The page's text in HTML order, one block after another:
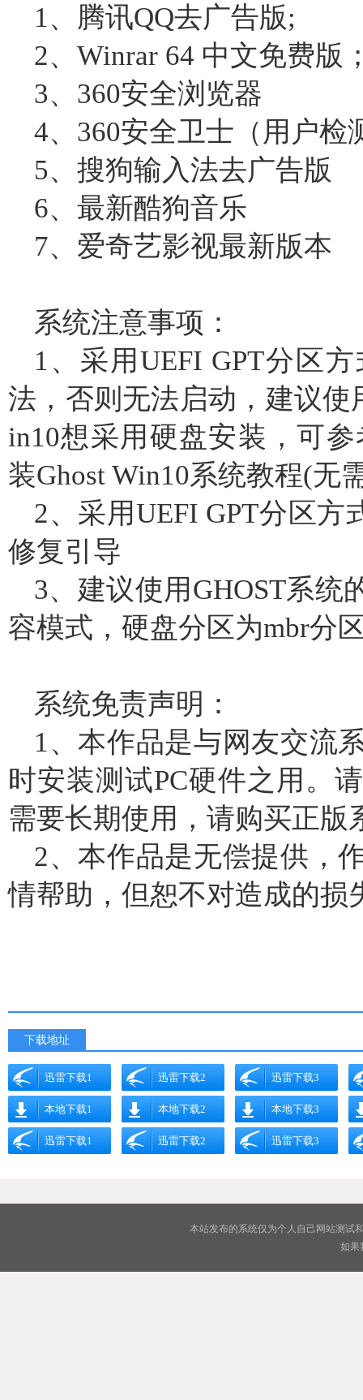
1、腾讯QQ去广告版;
2、Winrar 64 中文免费版
3、360安全浏览器
4、360安全卫士（用户检
5、搜狗输入法去广告版
6、最新酷狗音乐
7、爱奇艺影视最新版本
系统注意事项：
1、采用UEFI GPT分区
法，否则无法启动，建议
in10想采用硬盘安装，可
装Ghost Win10系统教程(无
2、采用UEFI GPT分区
修复引导
3、建议使用GHOST系统
容模式，硬盘分区为mbr分
系统免责声明：
1、本作品是与网友交流
时安装测试PC硬件之用。
需要长期使用，请购买正版
2、本作品是无偿提供，
情帮助，但恕不对造成的损
下载地址
迅雷下载1 迅雷下载2 迅雷下载3
本地下载1 本地下载2 本地下载3
迅雷下载1 迅雷下载2 迅雷下载3
本站发布的系统仅为个人自己网站测试
如果